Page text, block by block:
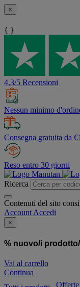
×
{ }
4,3/5 Recensioni
Nessun minimo
Consegna gratuita da
Reso entro 30 giorni
Ricerca
Contenuti del sito
Account Accedi
×
% nuovo/i
Vai al carrello
Continua
Offerte